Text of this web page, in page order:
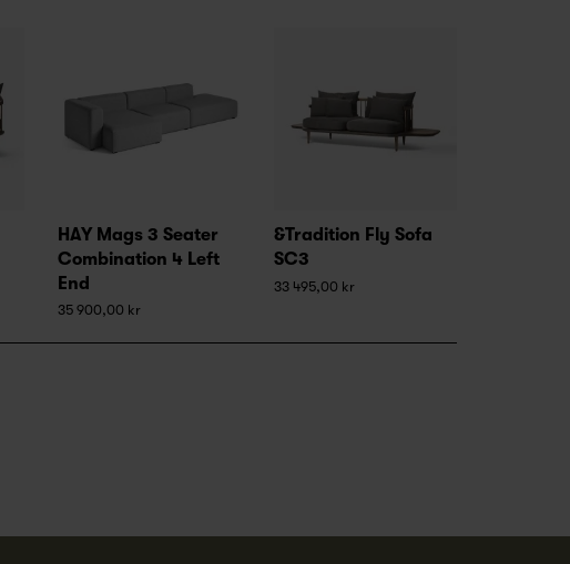
HAY Mags 3 Seater
Combination 4 Left
End
35 900,00 kr
&Tradition Fly Sofa
SC3
33 495,00 kr